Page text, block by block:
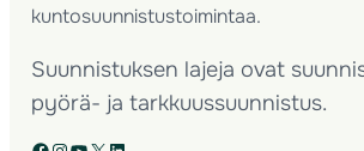
kuntosuunnistustoimintaa.
Suunnistuksen lajeja ovat
pyörä- ja tarkkuussuunnistus.